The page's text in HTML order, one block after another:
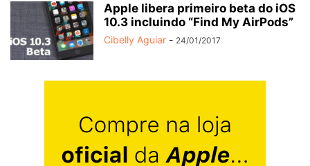
Apple libera primeiro beta do iOS
10.3 incluindo “Find My AirPods”
Cibelly Aguiar - 24/01/2017